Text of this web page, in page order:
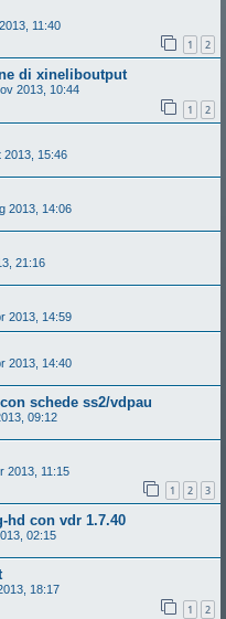
11:40
1 2
di xineliboutput
2013, 10:44
1 2
2013, 15:46
2013, 14:06
21:16
2013, 14:59
2013, 14:40
schede ss2/vdpau
09:12
2013, 11:15
1 2 3
hd con vdr 1.7.40
02:15
18:17
1 2